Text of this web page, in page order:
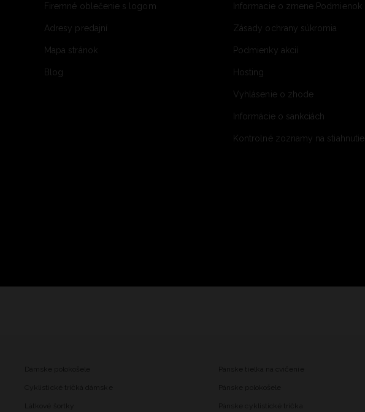
Firemné oblečenie s logom
Adresy predajní
Mapa stránok
Blog
Informacie o zmene Podmienok
Zásady ochrany súkromia
Podmienky akcií
Hosting
Vyhlásenie o zhode
Informácie o sankciách
Kontrolné zoznamy na stiahnutie